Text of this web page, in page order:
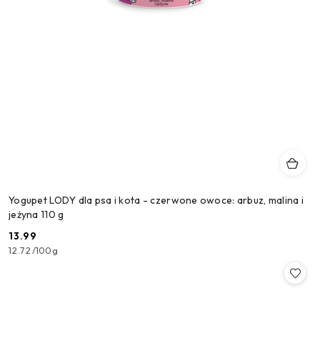
Yogupet LODY dla psa i kota - czerwone owoce: arbuz, malina i
jeżyna 110 g
Cena:
13.99
12.72/100g